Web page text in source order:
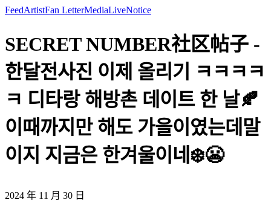
FeedArtistFan LetterMediaLiveNotice
SECRET NUMBER社区帖子 -
한달전사진 이제 올리기 ㅋㅋㅋㅋ
ㅋ 디타랑 해방촌 데이트 한 날🍂
이때까지만 해도 가을이였는데말
이지 지금은 한겨울이네❄️😬
2024 年 11 月 30 日